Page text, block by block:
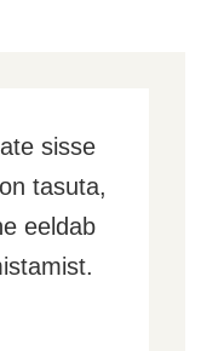
sisse
tasuta,
eeldab